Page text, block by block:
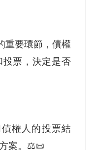
重要環節，債權
投票，決定是否
權人的投票結
案。⚖️📜